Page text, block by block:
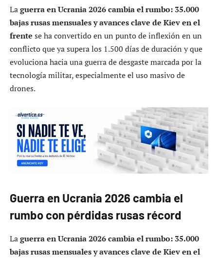
Laguerra en Ucrania 2026 cambia el rumbo: 35.000
bajas rusas mensuales y avances clave de Kiev en el
frente se ha convertido en un punto de inflexión en un
conflicto que ya supera los 1.500 días de duración y que
evoluciona hacia una guerra de desgaste marcada por la
tecnología militar, especialmente el uso masivo de
drones.
Guerra en Ucrania 2026 cambia el
rumbo con pérdidas rusas récord
Laguerra en Ucrania 2026 cambia el rumbo: 35.000
bajas rusas mensuales y avances clave de Kiev en el